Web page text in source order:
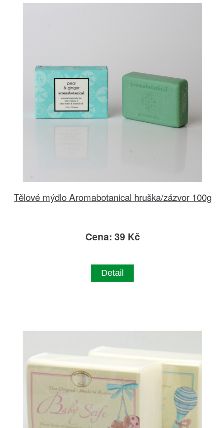
Tělové mýdlo Aromabotanical hruška/zázvor 100g
Cena: 39 Kč
Detail